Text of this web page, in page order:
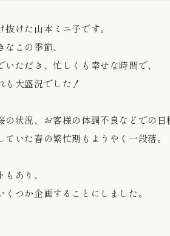
けた山本ミニ子です。
この季節、
ただき、忙しくも幸せな時間で、
大盛況でした！
状況、お客様の体調不良などでの日
いた春の繁忙期もようやく一段落。
あり、
つか企画することにしました。